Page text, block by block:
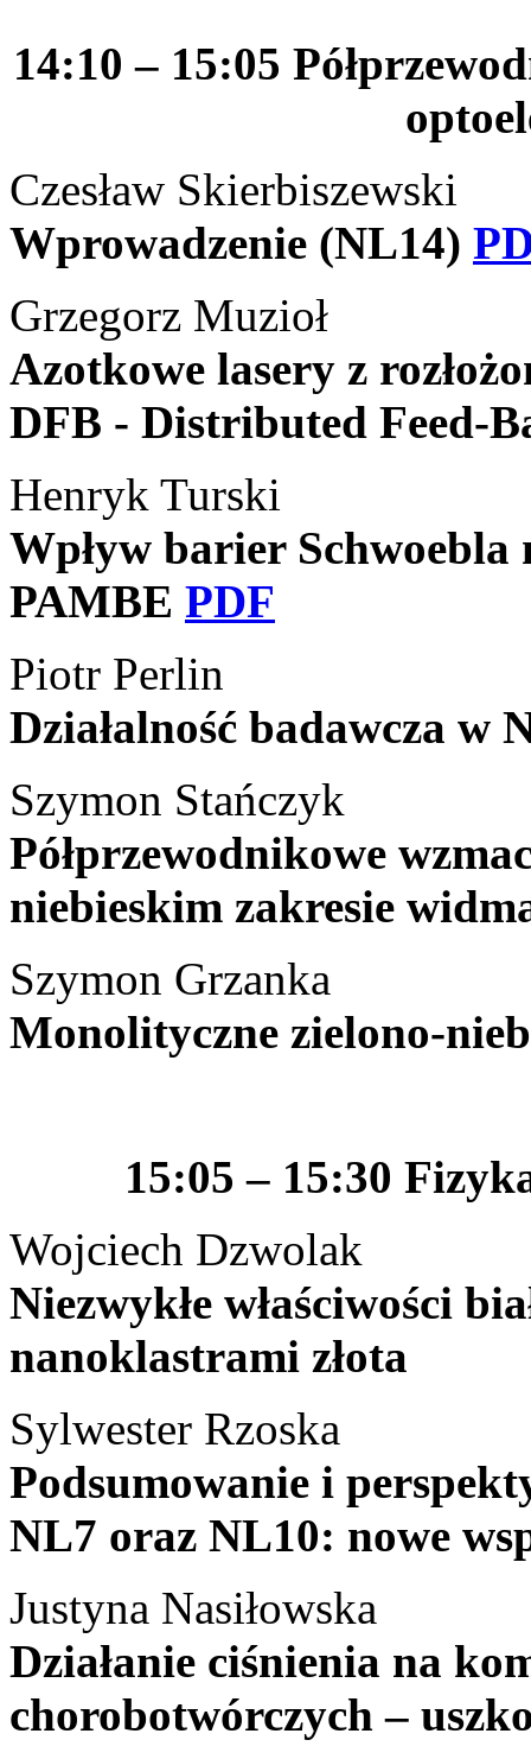
14:10 – 15:05
Czesław Skierbiszewski
Wprowadzenie (NL14)
Grzegorz Muzioł
Azotkowe lasery z
DFB - Distributed Feed-
Henryk Turski
Wpływ barier
PAMBE PDF
Piotr Perlin
Działalność badawcza w
Szymon Stańczyk
Półprzewodnikowe
niebieskim zakresie
Szymon Grzanka
Monolityczne zielono-
15:05 – 15:30
Wojciech Dzwolak
Niezwykłe właściwości
nanoklastrami złota
Sylwester Rzoska
Podsumowanie i
NL7 oraz NL10: nowe
Justyna Nasiłowska
Działanie ciśnienia na
chorobotwórczych –